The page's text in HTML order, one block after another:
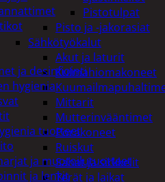
Pistotulpat
Pisto ja -jakorasiat
Sähkötyökalut
Akut ja laturit
Kulmahiomakoneet
Mittarit
Mutterinvääntimet
Porakoneet
Ruiskut
Sahat ja sirkkelit
Terät ja laikat
ja desinfiointi
hygienia
tuotteet
ja muotoilutuotteet
ja lenkit